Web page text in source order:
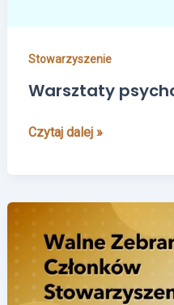
Stowarzyszenie
Warsztaty
Czytaj dalej »
na
Walne
Zebranie
Członków